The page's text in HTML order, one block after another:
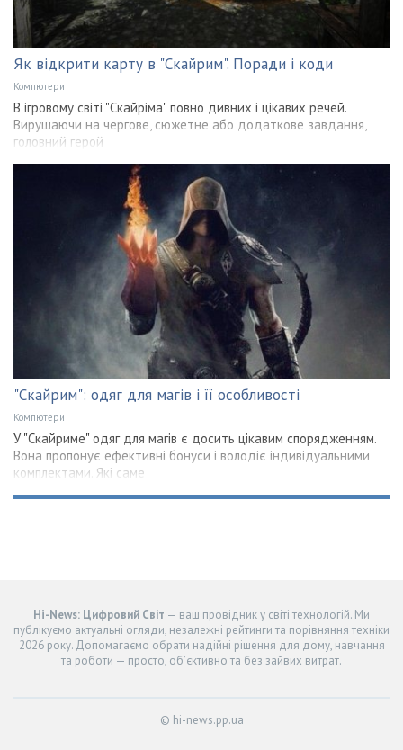
Як відкрити карту в "Скайрим". Поради і коди
Компютери
В ігровому світі "Скайріма" повно дивних і цікавих речей.
Вирушаючи на чергове, сюжетне або додаткове завдання,
головний герой
"Скайрим": одяг для магів і її особливості
Компютери
У "Скайриме" одяг для магів є досить цікавим спорядженням.
Вона пропонує ефективні бонуси і володіє індивідуальними
комплектами. Які саме
Hi-News: Цифровий Світ — ваш провідник у світі технологій. Ми
публікуємо актуальні огляди, незалежні рейтинги та порівняння техніки
2026 року. Допомагаємо обрати надійні рішення для дому, навчання
та роботи — просто, об’єктивно та без зайвих витрат.
© hi-news.pp.ua